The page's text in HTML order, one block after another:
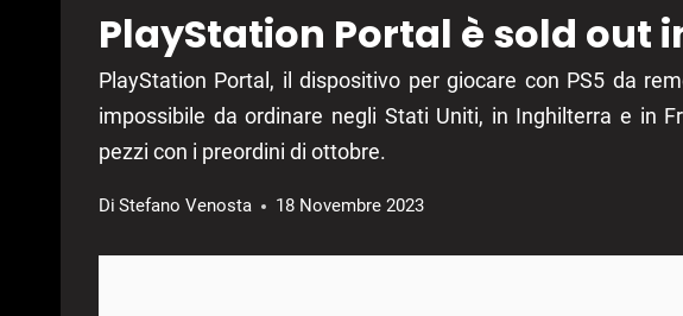
PlayStation Portal è sold out
PlayStation Portal, il dispositivo per giocare con PS5 da
impossibile da ordinare negli Stati Uniti, in Inghilterra e in
pezzi con i preordini di ottobre.
Di Stefano Venosta 18 Novembre 2023